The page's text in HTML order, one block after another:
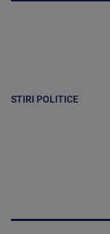
STIRI POLITICE